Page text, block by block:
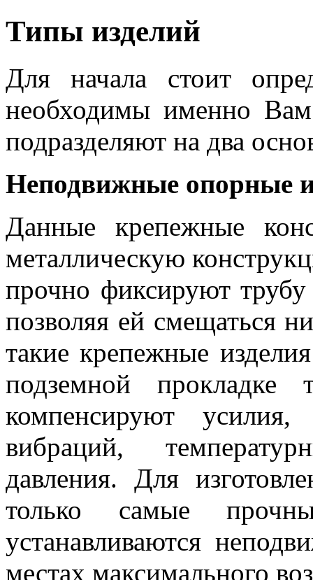
Типы изделий
Для начала стоит
необходимы именно
подразделяют на два
Неподвижные опорные
Данные крепежные
металлическую
прочно фиксируют
позволяя ей смещаться
такие крепежные
подземной
компенсируют усилия,
вибраций,
давления. Для
только самые
устанавливаются
местах максимального